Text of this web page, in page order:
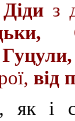
Дідиз
від
як і